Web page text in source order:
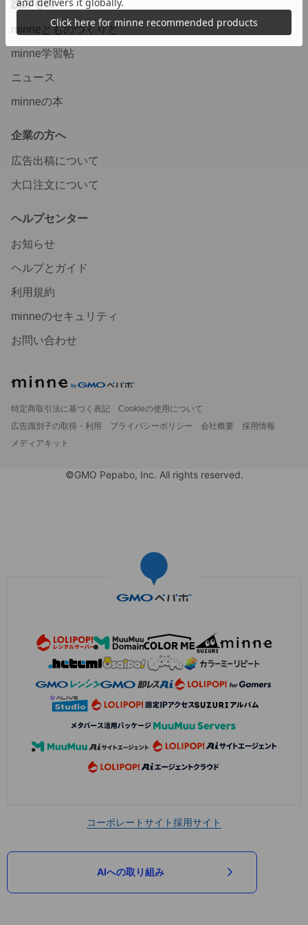
読みもの
minneとものづくりと
minne学習帖
ニュース
minneの本
企業の方へ
広告出稿について
大口注文について
ヘルプセンター
お知らせ
ヘルプとガイド
利用規約
minneのセキュリティ
お問い合わせ
特定商取引法に基づく表記
Cookieの使用について
広告識別子の取得・利用
プライバシーポリシー 会社概要
採用情報
メディアキット
©GMO Pepabo, Inc. All rights reserved.
コーポレートサイト採用サイト
AIへの取り組み